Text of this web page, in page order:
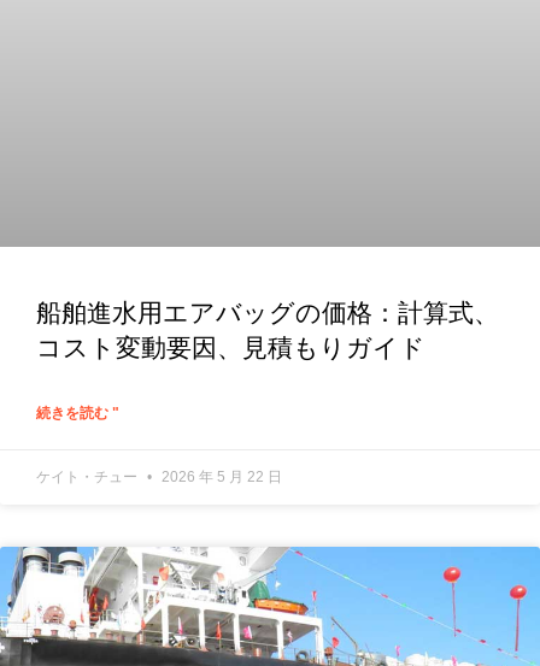
船舶進水用エアバッグの価格：計算式、
コスト変動要因、見積もりガイド
続きを読む "
ケイト・チュー 2026 年 5 月 22 日